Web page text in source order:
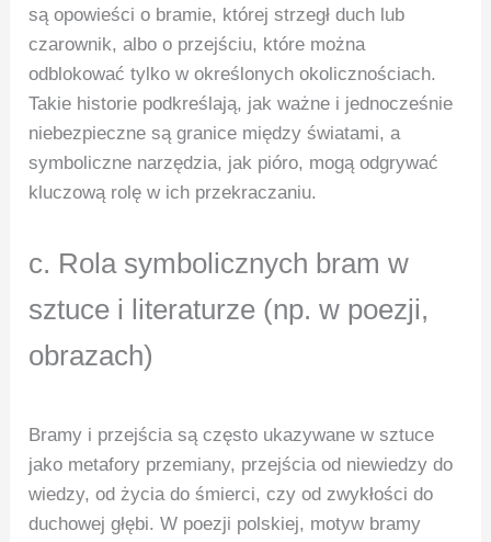
są opowieści o bramie, której strzegł duch lub
czarownik, albo o przejściu, które można
odblokować tylko w określonych okolicznościach.
Takie historie podkreślają, jak ważne i jednocześnie
niebezpieczne są granice między światami, a
symboliczne narzędzia, jak pióro, mogą odgrywać
kluczową rolę w ich przekraczaniu.
c. Rola symbolicznych bram w
sztuce i literaturze (np. w poezji,
obrazach)
Bramy i przejścia są często ukazywane w sztuce
jako metafory przemiany, przejścia od niewiedzy do
wiedzy, od życia do śmierci, czy od zwykłości do
duchowej głębi. W poezji polskiej, motyw bramy